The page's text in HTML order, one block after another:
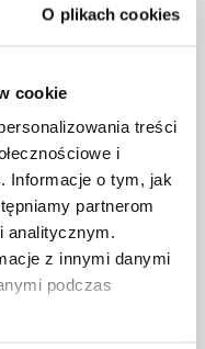
O plikach cookies
cookie
treści
i
Informacje o tym, jak
partnerom
analitycznym.
z innymi danymi
podczas
Na te pytania
Z
WYROBÓW
dzisiejszego
coraz więcej reguł,